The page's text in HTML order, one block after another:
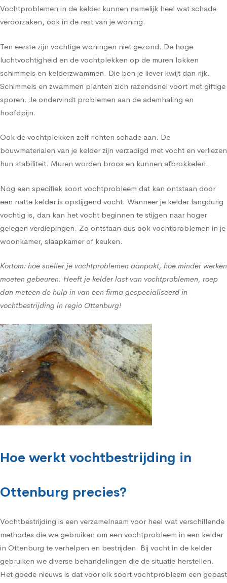
Vochtproblemen in de kelder kunnen namelijk heel wat schade
veroorzaken, ook in de rest van je woning.
Ten eerste zijn vochtige woningen niet gezond. De hoge
luchtvochtigheid en de vochtplekken op de muren lokken
schimmels en kelderzwammen. Die ben je liever kwijt dan rijk.
Schimmels en zwammen planten zich razendsnel voort met giftige
sporen. Je ondervindt problemen aan de ademhaling en
hoofdpijn.
Ook de vochtplekken zelf richten schade aan. De
bouwmaterialen van je kelder zijn verzadigd met vocht en verliezen
hun stabiliteit. Muren worden broos en kunnen afbrokkelen.
Nog een specifiek soort vochtprobleem dat kan ontstaan door
een natte kelder is opstijgend vocht. Wanneer je kelder langdurig
vochtig is, dan kan het vocht beginnen te stijgen naar hoger
gelegen verdiepingen. Zo ontstaan dus ook vochtproblemen in je
woonkamer, slaapkamer of keuken.
Kortom: hoe sneller je vochtproblemen aanpakt, hoe minder werken
moeten gebeuren. Heeft je kelder last van vochtproblemen, roep
dan meteen de hulp in van een firma gespecialiseerd in
vochtbestrijding in regio Ottenburg!
Hoe werkt vochtbestrijding in
Ottenburg precies?
Vochtbestrijding is een verzamelnaam voor heel wat verschillende
methodes die we gebruiken om een vochtprobleem in een kelder
in Ottenburg te verhelpen en bestrijden. Bij vocht in de kelder
gebruiken we diverse behandelingen die de situatie herstellen.
Het goede nieuws is dat voor elk soort vochtprobleem een gepast